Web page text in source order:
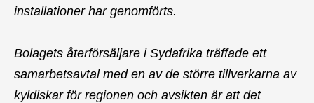
installationer har genomförts.
Bolagets återförsäljare i Sydafrika träffade ett
samarbetsavtal med en av de större tillverkarna av
kyldiskar för regionen och avsikten är att det